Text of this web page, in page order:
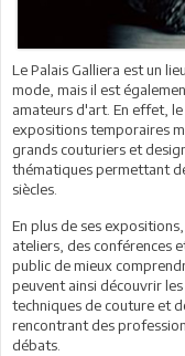
Le Palais Galliera est un
mode, mais il est
amateurs d'art. En effet,
expositions temporaires
grands couturiers et
thématiques permettant
siècles.
En plus de ses
ateliers, des conférences
public de mieux
peuvent ainsi découvrir
techniques de couture et
rencontrant des
débats.